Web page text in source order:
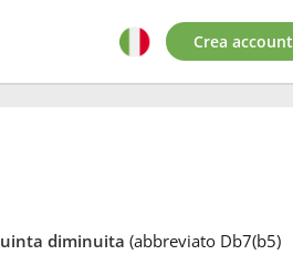
Crea account
diminuita (abbreviato Db7(b5)